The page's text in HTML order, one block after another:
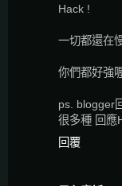
Hack !
一切都還在
你們都好強喔
ps. blogger
很多種 回應
回覆